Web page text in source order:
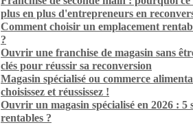
plus en plus d'entrepreneurs en
Comment choisir un emplacement
?
Ouvrir une franchise de magasin sans
clés pour réussir sa reconversion
Magasin spécialisé ou commerce
choisissez et réussissez !
Ouvrir un magasin spécialisé en 2026 : 5
rentables ?